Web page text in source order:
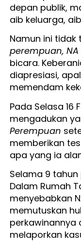
depan publik,
aib keluarga,
Namun ini
perempuan, NA
bicara.
diapresiasi,
memendam
Pada Selasa 16
mengadukan
Perempuan
memberikan
apa yang ia
Selama 9 tahun
Dalam Rumah
menyebabkan
memutuskan
perkawinannya
melaporkan